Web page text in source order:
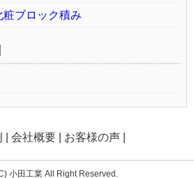
ブロック積み
会社概要 お客様の声
小田工業 All Right Reserved.